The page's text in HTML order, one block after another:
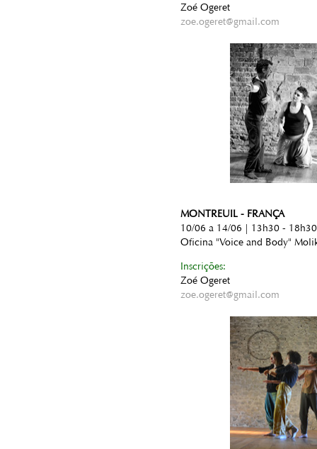
Zoé Ogeret
zoe.ogeret@gmail.com
MONTREUIL - FRANÇA
10/06 a 14/06 | 13h30 - 18h30
Oficina "Voice and Body"
Inscrições:
Zoé Ogeret
zoe.ogeret@gmail.com